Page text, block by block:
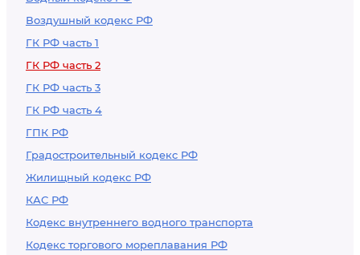
Воздушный кодекс РФ
ГК РФ часть 1
ГК РФ часть 2
ГК РФ часть 3
ГК РФ часть 4
ГПК РФ
Градостроительный кодекс РФ
Жилищный кодекс РФ
КАС РФ
Кодекс внутреннего водного транспорта
Кодекс торгового мореплавания РФ